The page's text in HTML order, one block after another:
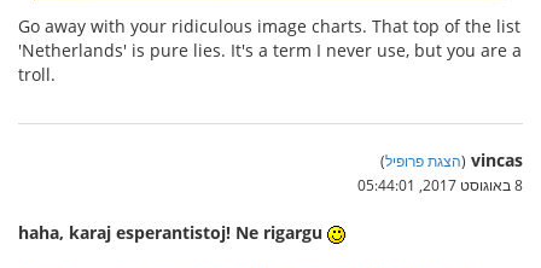
Go away with your ridiculous image charts. That top of the list
'Netherlands' is pure lies. It's a term I never use, but you are a
troll.
vincas
(הצגת פרופיל)
8 באוגוסט 2017, 05:44:01
haha, karaj esperantistoj! Ne rigargu